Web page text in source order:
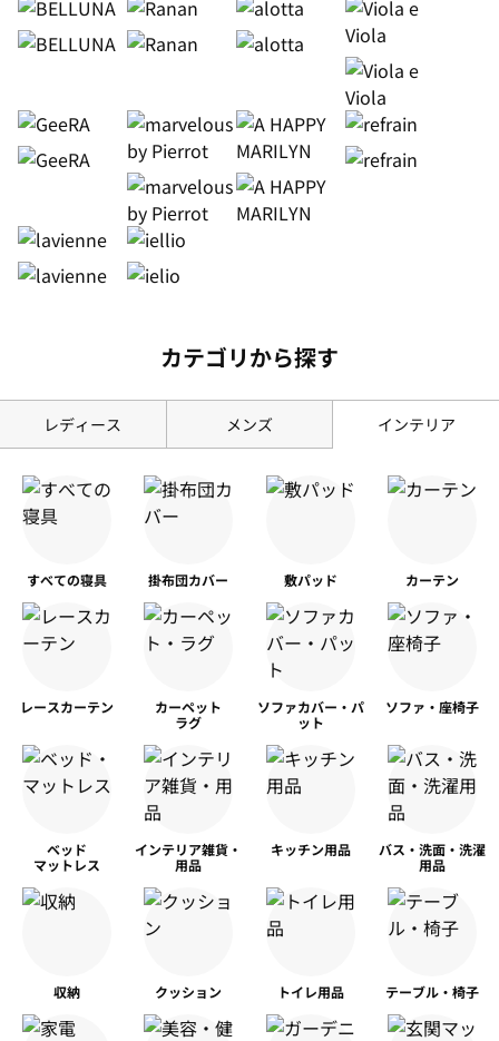
カテゴリから探す
レディース メンズ インテリア
すべての寝具 掛布団カバー 敷パッド カーテン
レースカーテン
カーペット
ラグ
ソファカバー・パ
ット
ソファ・座椅子
ベッド
マットレス
インテリア雑貨・
用品
キッチン用品
バス・洗面・洗濯
用品
収納 クッション トイレ用品 テーブル・椅子